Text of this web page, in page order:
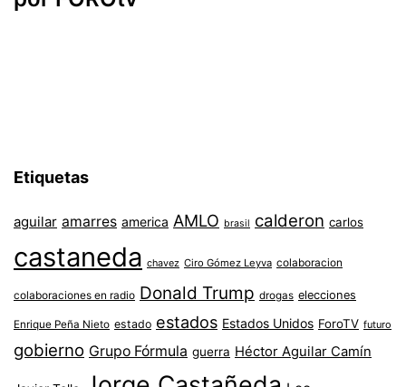
Etiquetas
aguilar amarres america AMLO brasil calderon carlos
castaneda chavez Ciro Gómez Leyva colaboracion
colaboraciones en radio Donald Trump drogas elecciones
Enrique Peña Nieto estado estados Estados Unidos ForoTV futuro
gobierno Grupo Fórmula guerra Héctor Aguilar Camín